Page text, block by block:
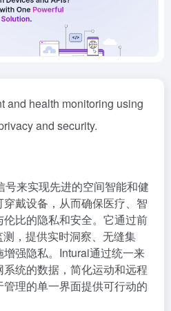
and health monitoring using
and security.
来实现先进的空间智能和健
戴设备，从而确保医疗、智
比的隐私和安全。它通过前
，提供实时洞察、无缝集
强隐私。Inturai通过统一来
统的数据，简化运动和远程
理的单一界面提供可行动的